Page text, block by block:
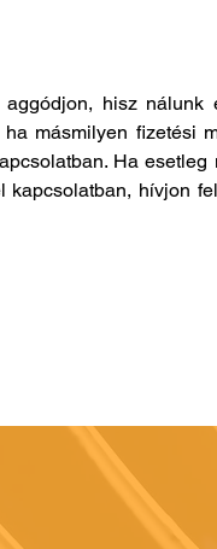
hisz nálunk
másmilyen fizetési
Ha esetleg
hívjon